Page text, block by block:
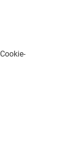
Cookie-